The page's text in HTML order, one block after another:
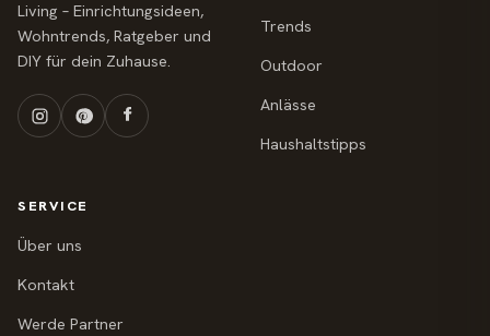
Living – Einrichtungsideen,
Wohntrends, Ratgeber und
DIY für dein Zuhause.
Trends
Outdoor
Anlässe
Haushaltstipps
SERVICE
Über uns
Kontakt
Werde Partner